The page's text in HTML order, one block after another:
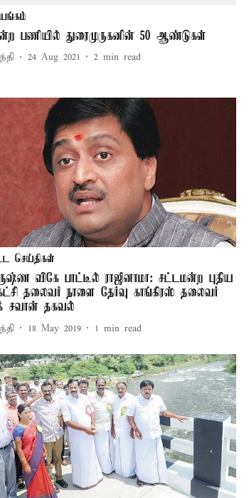
பணியில் துரைமுருகனின் 50 ஆண்டுகள்
24 Aug 2021 2 min read
செய்திகள்
விகே பாட்டீல் ராஜினாமா: சட்டமன்ற புதிய
தலைவர் நாளை தேர்வு காங்கிரஸ் தலைவர்
சவான் தகவல்
18 May 2019 1 min read